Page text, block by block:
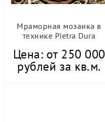
Мраморная мозаика в
технике Pietra Dura
Цена: от 250 000
рублей за кв.м.